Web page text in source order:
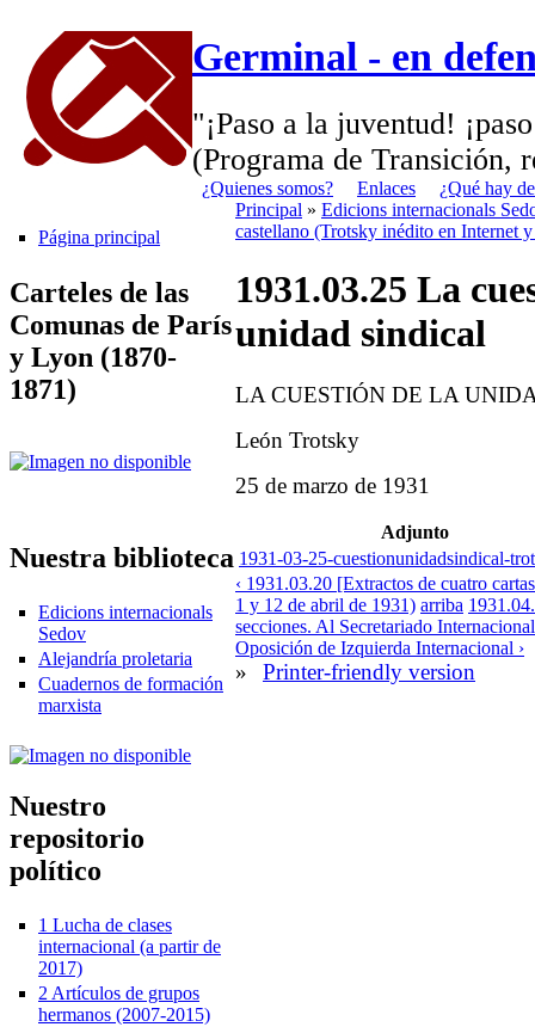
Germinal - en
"¡Paso a la juventud!
(Programa de Transición,
¿Quienes somos? Enlaces ¿Qué hay
Página principal
Carteles de las
Comunas de París
y Lyon (1870-
1871)
Nuestra biblioteca
Edicions internacionals
Sedov
Alejandría proletaria
Cuadernos de formación
marxista
Nuestro
repositorio
político
1 Lucha de clases
internacional (a partir de
2017)
2 Artículos de grupos
hermanos (2007-2015)
Principal » Edicions internacionals
castellano (Trotsky inédito en Internet
1931.03.25 La
unidad sindical
LA CUESTIÓN DE LA
León Trotsky
25 de marzo de 1931
Adjunto
1931-03-25-cuestionunidadsindical-
‹ 1931.03.20 [Extractos de cuatro
1 y 12 de abril de 1931) arriba
secciones. Al Secretariado
Oposición de Izquierda Internacional ›
» Printer-friendly version